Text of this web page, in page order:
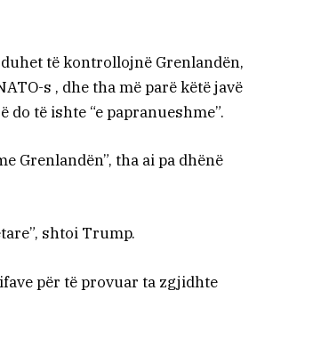
të kontrollojnë Grenlandën,
s , dhe tha më parë këtë javë
të ishte “e papranueshme”.
Grenlandën”, tha ai pa dhënë
shtoi Trump.
për të provuar ta zgjidhte